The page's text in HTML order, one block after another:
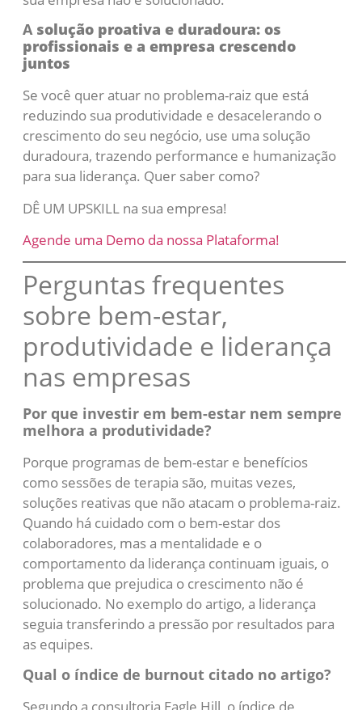
Asolução proativa e duradoura: os
profissionais e a empresa crescendo
juntos
Se você quer atuar no problema-raiz que está
reduzindo sua produtividade e desacelerando o
crescimento do seu negócio, use uma solução
duradoura, trazendo performance e humanização
para sua liderança. Quer saber como?
DÊ UM UPSKILL na sua empresa!
Agende uma Demo da nossa Plataforma!
Perguntas frequentes
sobre bem-estar,
produtividade e liderança
nas empresas
Por que investir em bem-estar nem sempre
melhora a produtividade?
Porque programas de bem-estar e benefícios
como sessões de terapia são, muitas vezes,
soluções reativas que não atacam o problema-raiz.
Quando há cuidado com o bem-estar dos
colaboradores, mas a mentalidade e o
comportamento da liderança continuam iguais, o
problema que prejudica o crescimento não é
solucionado. No exemplo do artigo, a liderança
seguia transferindo a pressão por resultados para
as equipes.
Qual o índice de burnout citado no artigo?
Segundo a consultoria Eagle Hill, o índice de